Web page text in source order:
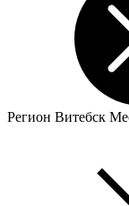
Регион Витебск